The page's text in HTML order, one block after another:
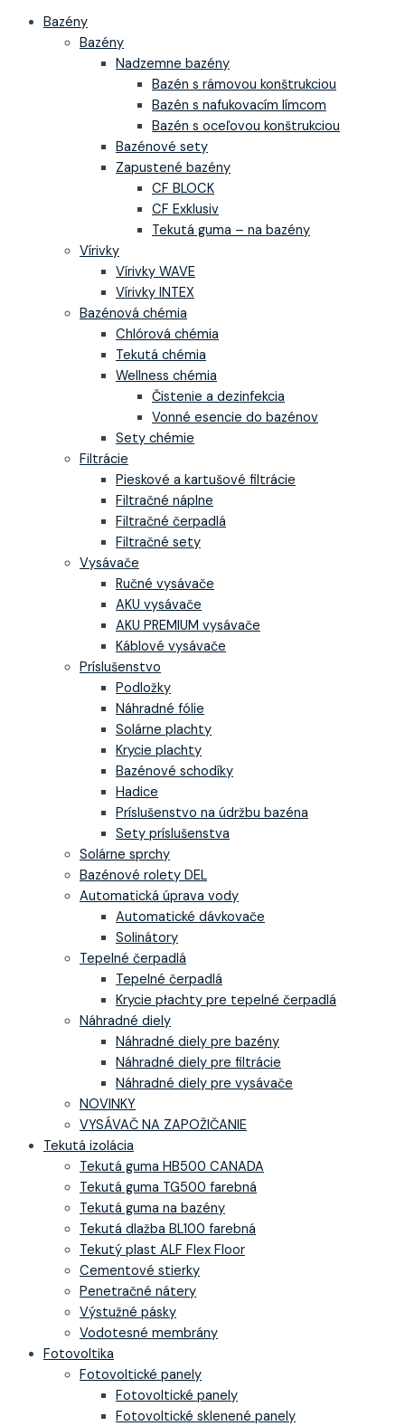
Bazény
Bazény
Nadzemne bazény
Bazén s rámovou konštrukciou
Bazén s nafukovacím límcom
Bazén s oceľovou konštrukciou
Bazénové sety
Zapustené bazény
CF BLOCK
CF Exklusiv
Tekutá guma – na bazény
Vírivky
Vírivky WAVE
Vírivky INTEX
Bazénová chémia
Chlórová chémia
Tekutá chémia
Wellness chémia
Čistenie a dezinfekcia
Vonné esencie do bazénov
Sety chémie
Filtrácie
Pieskové a kartušové filtrácie
Filtračné náplne
Filtračné čerpadlá
Filtračné sety
Vysávače
Ručné vysávače
AKU vysávače
AKU PREMIUM vysávače
Káblové vysávače
Príslušenstvo
Podložky
Náhradné fólie
Solárne plachty
Krycie plachty
Bazénové schodíky
Hadice
Príslušenstvo na údržbu bazéna
Sety príslušenstva
Solárne sprchy
Bazénové rolety DEL
Automatická úprava vody
Automatické dávkovače
Solinátory
Tepelné čerpadlá
Tepelné čerpadlá
Krycie płachty pre tepelné čerpadlá
Náhradné diely
Náhradné diely pre bazény
Náhradné diely pre filtrácie
Náhradné diely pre vysávače
NOVINKY
VYSÁVAČ NA ZAPOŽIČANIE
Tekutá izolácia
Tekutá guma HB500 CANADA
Tekutá guma TG500 farebná
Tekutá guma na bazény
Tekutá dlažba BL100 farebná
Tekutý plast ALF Flex Floor
Cementové stierky
Penetračné nátery
Výstužné pásky
Vodotesné membrány
Fotovoltika
Fotovoltické panely
Fotovoltické panely
Fotovoltické sklenené panely